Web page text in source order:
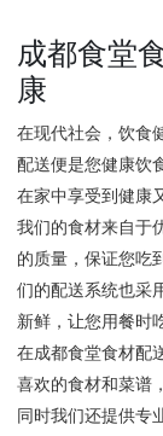
成都食堂
康
在现代社会，饮食
配送便是您健康饮
在家中享受到健康
我们的食材来自于
的质量，保证您吃
们的配送系统也采
新鲜，让您用餐时
在成都食堂食材配
喜欢的食材和菜谱
同时我们还提供专